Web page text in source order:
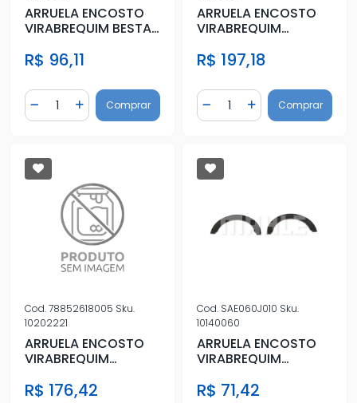
ARRUELA ENCOSTO
VIRABREQUIM BESTA
R$ 96,11
Diminuir Quantidade
Quantidade
Adicionar Quantidade
Comprar
ARRUELA ENCOSTO
VIRABREQUIM
R$ 197,18
Diminuir Quantidade
Quantidade
AdicionarComprar
Cod.78852618005 Sku.
10202221
ARRUELA ENCOSTO
VIRABREQUIM
R$ 176,42
Cod. SAE060J010 Sku.
10140060
ARRUELA ENCOSTO
VIRABREQUIM
R$ 71,42